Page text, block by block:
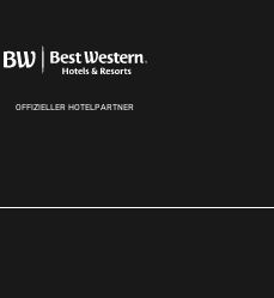
OFFIZIELLER HOTELPARTNER